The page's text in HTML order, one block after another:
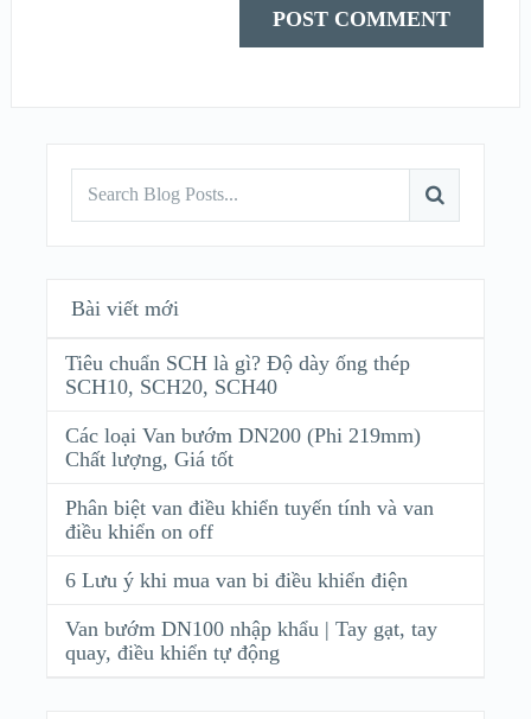
Bài viết mới
Tiêu chuẩn SCH là gì? Độ dày ống thép
SCH10, SCH20, SCH40
Các loại Van bướm DN200 (Phi 219mm)
Chất lượng, Giá tốt
Phân biệt van điều khiển tuyến tính và van
điều khiển on off
6 Lưu ý khi mua van bi điều khiển điện
Van bướm DN100 nhập khẩu | Tay gạt, tay
quay, điều khiển tự động